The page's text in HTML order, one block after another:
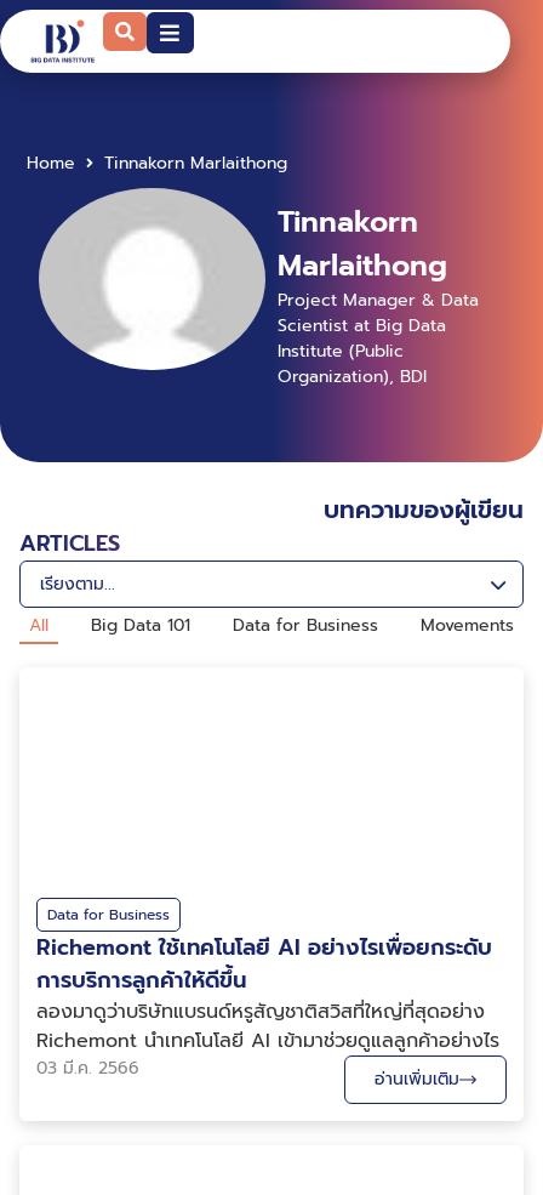
Home Tinnakorn Marlaithong
Tinnakorn
Marlaithong
Project Manager & Data
Scientist at Big Data
Institute (Public
Organization), BDI
บทความของผู้เขียน
ARTICLES
All Big Data 101 Data for Business Movements
Data for Business
Richemont ใช้เทคโนโลยี AI อย่างไรเพื่อยกระดับ
การบริการลูกค้าให้ดีขึ้น
ลองมาดูว่าบริษัทแบรนด์หรูสัญชาติสวิสที่ใหญ่ที่สุดอย่าง
Richemont นำเทคโนโลยี AI เข้ามาช่วยดูแลลูกค้าอย่างไร
03 มี.ค. 2566 อ่านเพิ่มเติม